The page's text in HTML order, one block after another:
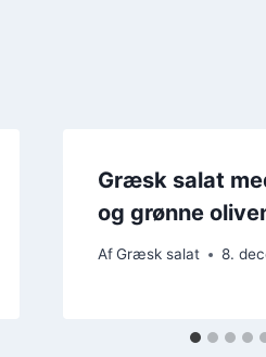
Græsk salat
og grønne
Af Græsk salat 8.